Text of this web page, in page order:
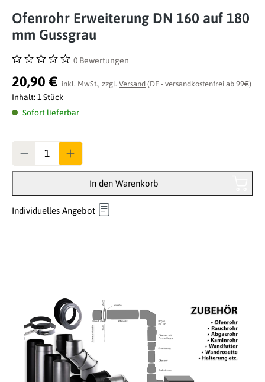
Ofenrohr Erweiterung DN 160 auf 180
mm Gussgrau
Durchschnittliche Bewertung von 0 von 5 Sternen
0 Bewertungen
20,90 € inkl. MwSt., zzgl. Versand (DE - versandkostenfrei ab 99€)
Inhalt: 1 Stück
Sofort lieferbar
In den Warenkorb
Individuelles Angebot